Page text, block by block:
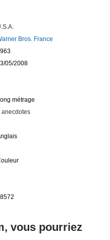
Bros. France
05/2008
métrage
anecdotes
vous pourriez